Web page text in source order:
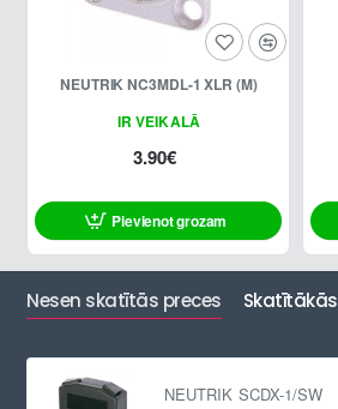
IR VEIKALĀ
NEUTRIK NC3MDL-1 XLR (M)
3.90€
Pievienot grozam
Nesen skatītās preces Skatītākās
NEUTRIK SCDX-1/SW